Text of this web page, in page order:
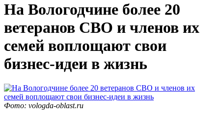
На Вологодчине более 20
ветеранов СВО и членов их
семей воплощают свои
бизнес-идеи в жизнь
Фото: vologda-oblast.ru